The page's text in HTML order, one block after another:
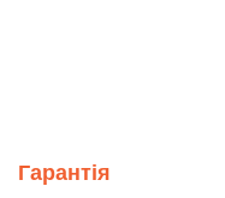
Гарантія